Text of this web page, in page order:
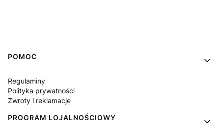
Linki w stopce
POMOC
Regulaminy
Polityka prywatności
Zwroty i reklamacje
PROGRAM LOJALNOŚCIOWY